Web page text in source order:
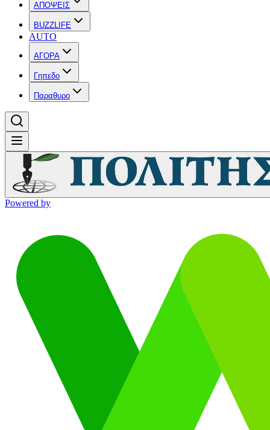
ΑΠΟΨΕΙΣ
BUZZLIFE
AUTO
ΑΓΟΡΑ
Γηπεδο
Παραθυρο
Powered by